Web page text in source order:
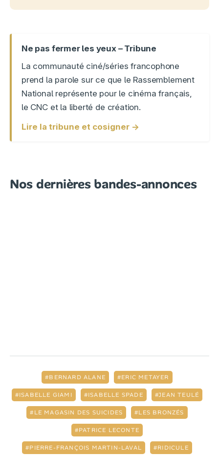
Ne pas fermer les yeux – Tribune
La communauté ciné/séries francophone
prend la parole sur ce que le Rassemblement
National représente pour le cinéma français,
le CNC et la liberté de création.
Lire la tribune et cosigner →
Nos dernières bandes-annonces
BERNARD ALANE ERIC METAYER
ISABELLE GIAMI ISABELLE SPADE JEAN TEULÉ
LE MAGASIN DES SUICIDES LES BRONZÉS
PATRICE LECONTE
PIERRE-FRANÇOIS MARTIN-LAVAL RIDICULE